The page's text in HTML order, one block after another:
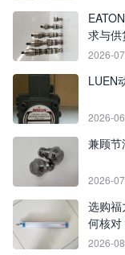
求与供
2026-
LUEN
2026-
兼顾节
2026-
选购福
何核对
2026-